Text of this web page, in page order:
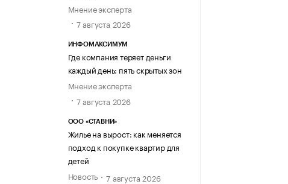
Мнение эксперта
7 августа 2026
ИНФОМАКСИМУМ
Где компания теряет деньги
каждый день: пять скрытых зон
Мнение эксперта
7 августа 2026
ООО «СТАВНИ»
Жилье на вырост: как меняется
подход к покупке квартир для
детей
Новость
7 августа 2026